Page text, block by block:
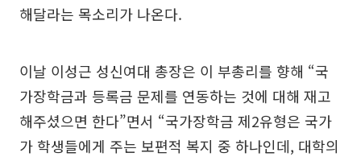
해달라는 목소리가 나온다.
이날 이성근 성신여대 총장은 이 부총리를 향해 “국
가장학금과 등록금 문제를 연동하는 것에 대해 재고
해주셨으면 한다”면서 “국가장학금 제2유형은 국가
가 학생들에게 주는 보편적 복지 중 하나인데, 대학의